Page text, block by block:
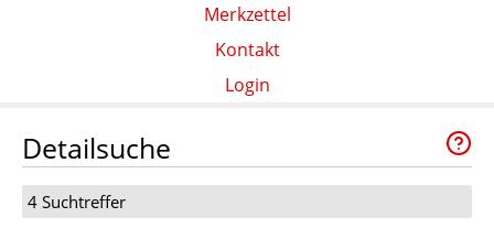
Merkzettel
Kontakt
Login
Detailsuche
4 Suchtreffer